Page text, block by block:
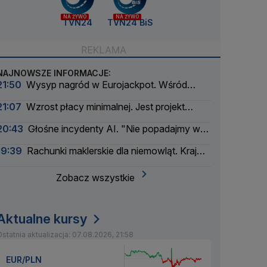
NA ŻYWO
TVN24
NA ŻYWO
TVN24 BiS
INFORMACJE:
Wysyp nagród w Eurojackpot. Wśród
Wzrost płacy minimalnej. Jest projekt
Głośne incydenty AI. "Nie popadajmy w
Rachunki maklerskie dla niemowląt. Kraj
Zobacz wszystkie
kursy
aktualizacja: 07.08.2026, 21:58
EUR/PLN